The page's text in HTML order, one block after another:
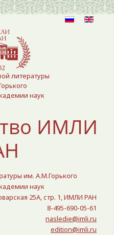
литературы
наук
ИМЛИ
им. А.М.Горького
наук
25A, стр. 1, ИМЛИ РАН
8-495-690-05-61
nasledie@imli.ru
edition@imli.ru